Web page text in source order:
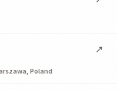
Poland
↗